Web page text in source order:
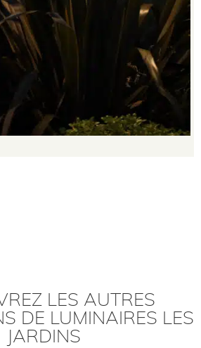
LES AUTRES
DE LUMINAIRES LES
JARDINS